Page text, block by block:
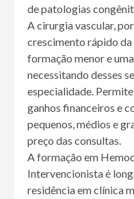
de patologias
A cirurgia vascular,
crescimento rápido
formação menor e
necessitando desses
especialidade.
ganhos financeiros e
pequenos, médios e
preço das consultas.
A formação em
Intervencionista é
residência em clínica